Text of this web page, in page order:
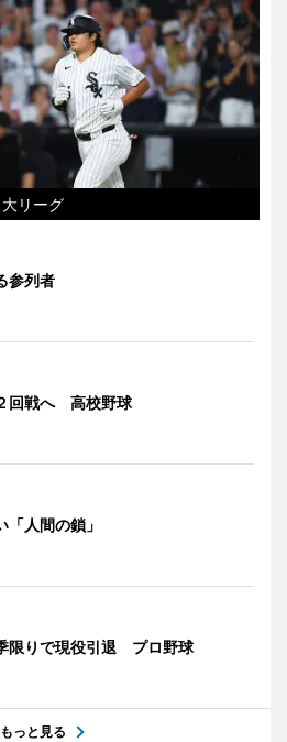
リーグ
参列者
回戦へ 高校野球
「人間の鎖」
限りで現役引退 プロ野球
もっと見る